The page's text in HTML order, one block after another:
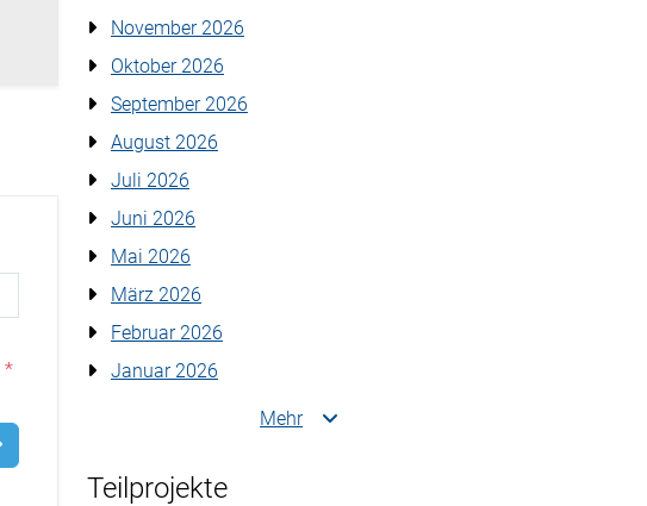
November 2026
Oktober 2026
September 2026
August 2026
Juli 2026
Juni 2026
Mai 2026
März 2026
Februar 2026
Januar 2026
Mehr
Teilprojekte